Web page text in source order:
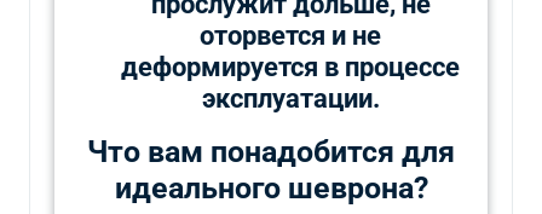
оторвется и не
деформируется в процессе
эксплуатации.
Что вам понадобится для
идеального шеврона?